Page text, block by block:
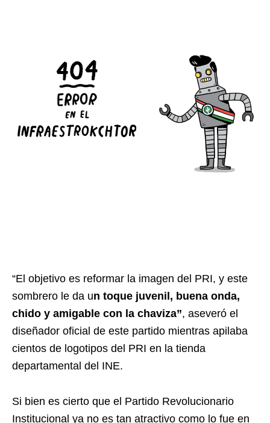
“El objetivo es reformar la imagen del PRI, y este
sombrero le da un toque juvenil, buena onda,
chido y amigable con la chaviza”, aseveró el
diseñador oficial de este partido mientras apilaba
cientos de logotipos del PRI en la tienda
departamental del INE.
Si bien es cierto que el Partido Revolucionario
Institucional ya no es tan atractivo como lo fue en